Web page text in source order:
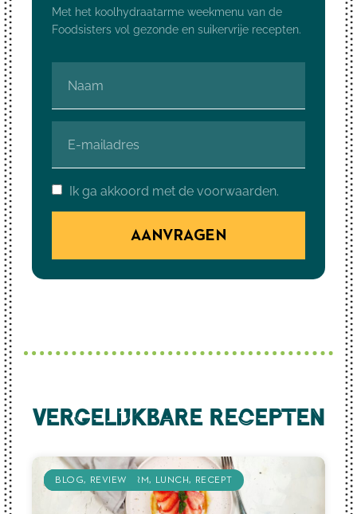
Met het koolhydraatarme weekmenu van de
Foodsisters vol gezonde en suikervrije recepten.
Ik ga akkoord met de voorwaarden.
AANVRAGEN
Vergelijkbare recepten
KOOLHYDRAATARM LUNCH RECEPT
BLOG REVIEW
BLOG REVIEW